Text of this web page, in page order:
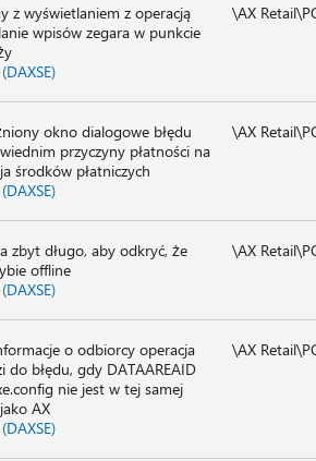
z wyświetlaniem z operacją
wpisów zegara w punkcie
\AX
okno dialogowe błędu
przyczyny płatności na
środków płatniczych
\AX
zbyt długo, aby odkryć, że
offline
\AX
o odbiorcy operacja
do błędu, gdy DATAAREAID
nie jest w tej samej
AX
\AX